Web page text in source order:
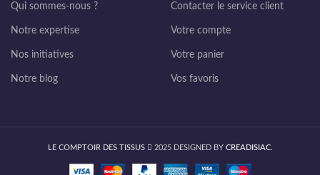
Qui sommes-nous ?
Notre expertise
Nos initiatives
Notre blog
Contacter le service client
Votre compte
Votre panier
Vos favoris
LE COMPTOIR DES TISSUS 2025 DESIGNED BY CREADISIAC.